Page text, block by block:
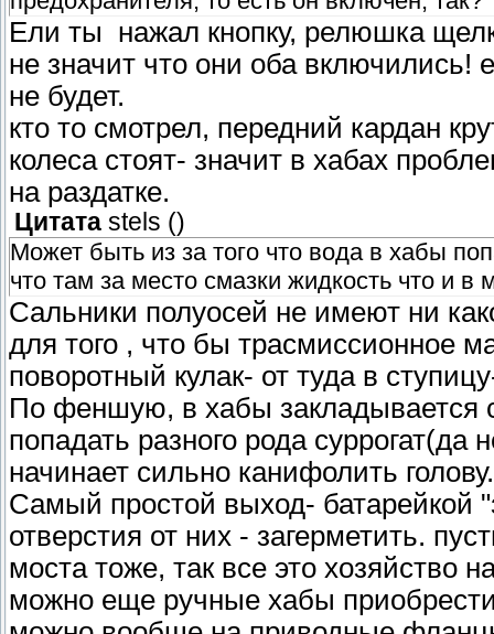
Ели ты нажал кнопку, релюшка
не значит что они оба включились!
не будет.
кто то смотрел, передний кардан
колеса стоят- значит в хабах
на раздатке.
Цитата stels ()
Может быть из за того что вода в хабы
что там за место смазки жидкость что и в
Сальники полуосей не имеют ни
для того , что бы трасмиссионное
поворотный кулак- от туда в
По феншую, в хабы закладывается
попадать разного рода
начинает сильно канифолить
Самый простой выход- батарейкой
отверстия от них - загерметить.
моста тоже, так все это хозяйство
можно еще ручные хабы